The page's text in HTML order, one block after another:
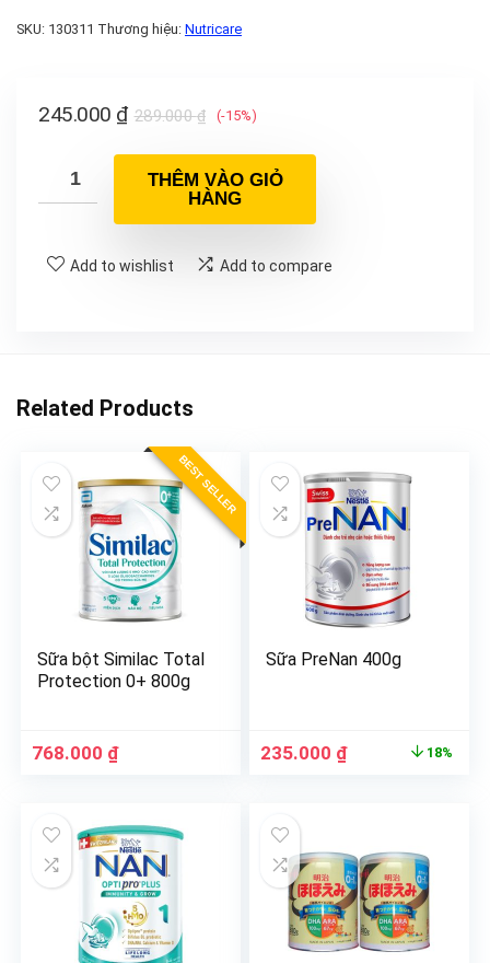
SKU: 130311 Thương hiệu: Nutricare
289.000₫
245.000 ₫ (-15%)
THÊM VÀO GIỎ
HÀNG
Add to wishlist Add to compare
Related Products
BEST SELLER
Sữa bột Similac Total
Protection 0+ 800g
768.000 ₫
Sữa PreNan 400g
235.000 ₫ 18%